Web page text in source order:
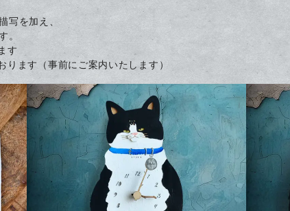
写を加え、
。
す
ます（事前にご案内いたします）